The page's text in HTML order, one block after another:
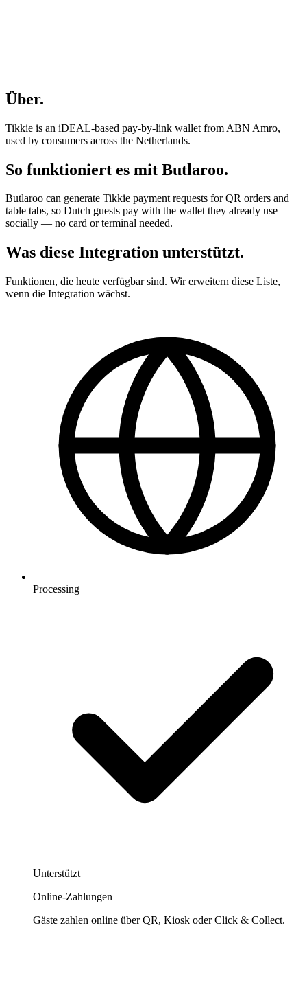
Über.
Tikkie is an iDEAL-based pay-by-link wallet from ABN Amro,
used by consumers across the Netherlands.
So funktioniert es mit Butlaroo.
Butlaroo can generate Tikkie payment requests for QR orders and
table tabs, so Dutch guests pay with the wallet they already use
socially — no card or terminal needed.
Was diese Integration unterstützt.
Funktionen, die heute verfügbar sind. Wir erweitern diese Liste,
wenn die Integration wächst.
Processing
Unterstützt
Online-Zahlungen
Gäste zahlen online über QR, Kiosk oder Click & Collect.